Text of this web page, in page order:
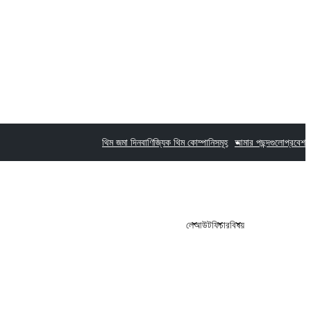
থিম জমা দিনবাণিজ্যিক থিম কোম্পানিসমূহ আমার পছন্দগুলোপ্রবেশ
লেআউটফিচারবিষয়